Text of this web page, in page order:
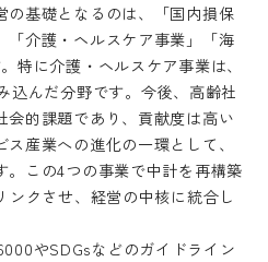
の基礎となるのは、「国内損保
「介護・ヘルスケア事業」「海
特に介護・ヘルスケア事業は、
込んだ分野です。今後、高齢社
会的課題であり、貢献度は高い
産業への進化の一環として、
。この4つの事業で中計を再構築
ンクさせ、経営の中核に統合し
やSDGsなどのガイドライン